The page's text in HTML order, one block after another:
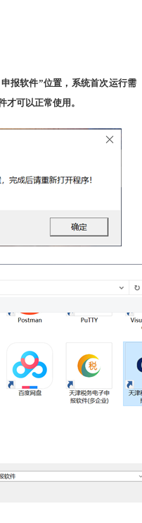
报软件”位置，系统首次运行需
才可以正常使用。